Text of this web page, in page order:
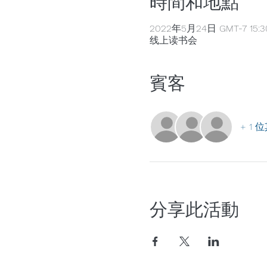
2022年5月24日 GMT-7
线上读书会
賓客
+ 1
分享此活動